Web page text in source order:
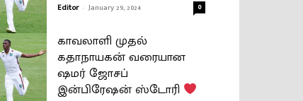
Editor - January 29, 2024 0
காவலாளி முதல்
கதாநாயகன் வரையான
ஷமர் ஜோசப்
இன்பிரேஷன் ஸ்டோரி